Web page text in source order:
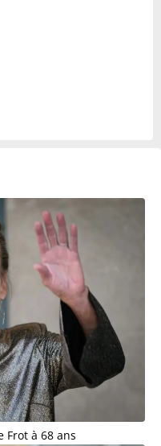
Frot à 68 ans